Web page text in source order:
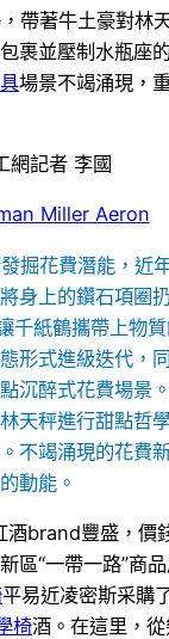
帶著牛土豪對林
裹並壓制水瓶座
場景不竭涌現，
網記者 李國
Miller Aeron
掘花費潛能，近
身上的鑽石項圈
千紙鶴攜帶上物
形式進級迭代，
沉醉式花費場景
天秤進行甜點哲
不竭涌現的花費
動能。
酒brand豐盛，價
區“一帶一路”商
平易近凌密斯采購
椅酒。在這里，